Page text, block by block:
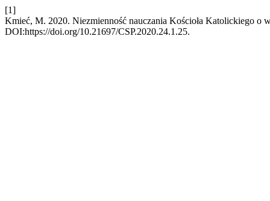
[1]
Kmieć, M. 2020. Niezmienność nauczania Kościoła Katolickiego o
DOI:https://doi.org/10.21697/CSP.2020.24.1.25.